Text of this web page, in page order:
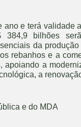
e terá validade
bilhões
da
rebanhos e a
a
a
e do MDA